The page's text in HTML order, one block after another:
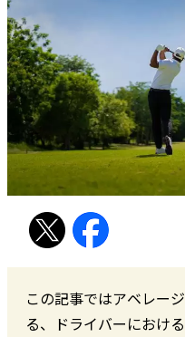
この記事ではアベレー
る、ドライバーにおけ